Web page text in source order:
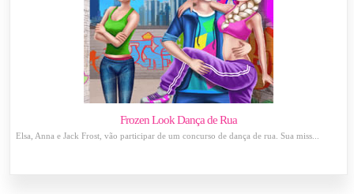
Frozen Look Dança de Rua
Elsa, Anna e Jack Frost, vão participar de um concurso de dança de rua. Sua miss...